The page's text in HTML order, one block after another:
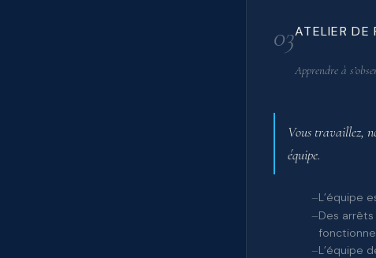
03ATELIER DE
Apprendre à
Vous travaillez,
équipe.
L’équipe
Des
L’équipe